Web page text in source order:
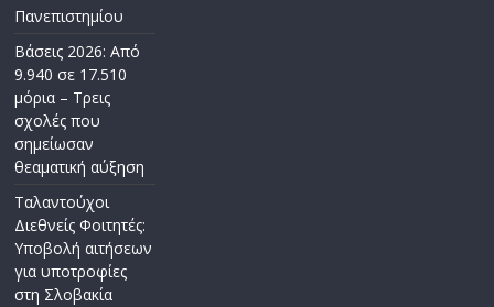
Πανεπιστημίου
Βάσεις 2026: Από
9.940 σε 17.510
μόρια – Τρεις
σχολές που
σημείωσαν
θεαματική αύξηση
Ταλαντούχοι
Διεθνείς Φοιτητές:
Υποβολή αιτήσεων
για υποτροφίες
στη Σλοβακία